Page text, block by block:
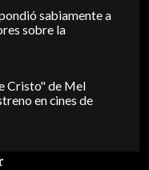
sabiamente a
sobre la
Cristo" de Mel
en cines de